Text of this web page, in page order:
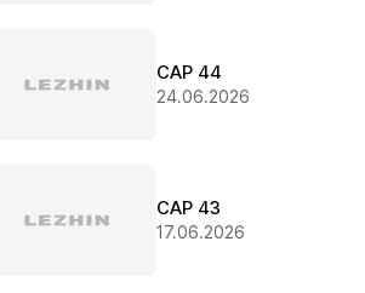
CAP 44
24.06.2026
CAP 43
17.06.2026